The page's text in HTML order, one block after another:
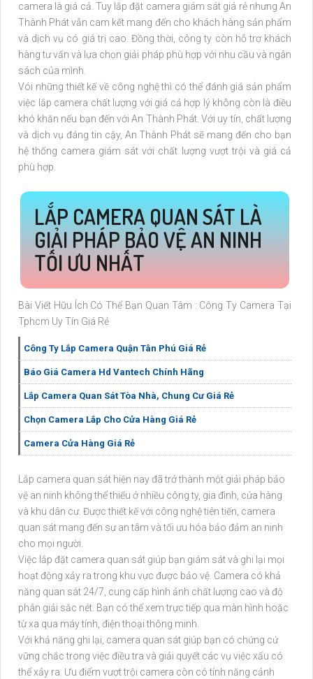
camera là giá cả. Tuy lắp đặt camera giám sát giá rẻ nhưng An
Thành Phát vẫn cam kết mang đến cho khách hàng sản phẩm
và dịch vụ có giá trị cao. Đồng thời, công ty còn hỗ trợ khách
hàng tư vấn và lựa chọn giải pháp phù hợp với nhu cầu và ngân
sách của mình.
Vói những thiết kế về công nghệ thì có thể đánh giá sản phẩm
việc lắp camera chất lượng với giá cả hợp lý không còn là điều
khó khăn nếu bạn đến với An Thành Phát. Với uy tín, chất lượng
và dịch vụ đáng tin cậy, An Thành Phát sẽ mang đến cho bạn
hệ thống camera giám sát với chất lượng vượt trội và giá cả
phù hợp.
LẮP CAMERA QUAN SÁT LÀ
GIẢI PHÁP BẢO VỆ AN NINH
TỐI ƯU NHẤT
Bài Viết Hữu Ích Có Thể Bạn Quan Tâm : Công Ty Camera Tại
Tphcm Uy Tín Giá Rẻ
Công Ty Lắp Camera Quận Tân Phú Giá Rẻ
Báo Giá Camera Hd Vantech Chính Hãng
Lắp Camera Quan Sát Tòa Nhà, Chung Cư Giá Rẻ
Chọn Camera Lắp Cho Cửa Hàng Giá Rẻ
Camera Cửa Hàng Giá Rẻ
Lắp camera quan sát hiện nay đã trở thành một giải pháp bảo
vệ an ninh không thể thiếu ở nhiều công ty, gia đình, cửa hàng
và khu dân cư. Được thiết kế với công nghệ tiên tiến, camera
quan sát mang đến sự an tâm và tối ưu hóa bảo đảm an ninh
cho mọi người.
Việc lắp đặt camera quan sát giúp bạn giám sát và ghi lại mọi
hoạt động xảy ra trong khu vực được bảo vệ. Camera có khả
năng quan sát 24/7, cung cấp hình ảnh chất lượng cao và độ
phân giải sắc nét. Bạn có thể xem trực tiếp qua màn hình hoặc
từ xa qua máy tính, điện thoại thông minh.
Với khả năng ghi lại, camera quan sát giúp bạn có chứng cứ
vững chắc trong việc điều tra và giải quyết các vụ việc xấu có
thể xảy ra. Ưu điểm vượt trội camera còn có tính năng cảnh